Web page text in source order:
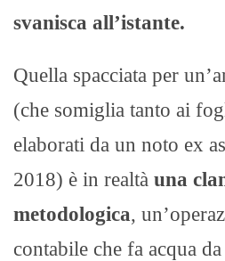
svanisca all’istante.
Quella spacciata per
(che somiglia tanto ai
elaborati da un noto ex
2018) è in realtà una
metodologica,
contabile che fa acqua